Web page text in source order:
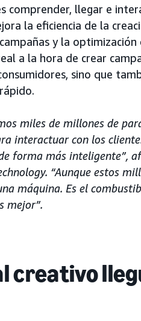
comprender, llegar e
la eficiencia de la
y la optimización
a la hora de crear
sino que
miles de millones de
interactuar con los
forma más inteligente”,
“Aunque estos
máquina. Es el
mejor”.
creativo